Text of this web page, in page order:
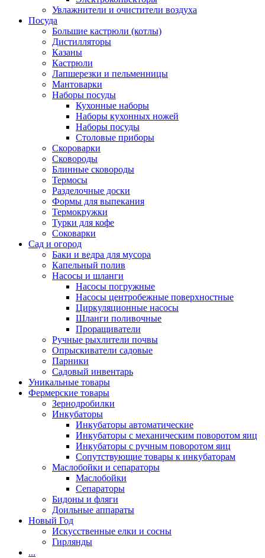
Увлажнители и очистители воздуха
Посуда
Большие кастрюли (котлы)
Дистилляторы
Казаны
Кастрюли
Лапшерезки и пельменницы
Мантоварки
Наборы посуды
Кухонные наборы
Наборы кухонных ножей
Наборы посуды
Столовые приборы
Скороварки
Сковороды
Блинные сковороды
Термосы
Разделочные доски
Формы для выпекания
Термокружки
Турки для кофе
Соковарки
Сад и огород
Баки и ведра для мусора
Капельный полив
Насосы и шланги
Насосы погружные
Насосы центробежные поверхностные
Циркуляционные насосы
Шланги поливочные
Проращиватели
Ручные рыхлители почвы
Опрыскиватели садовые
Парники
Садовый инвентарь
Уникальные товары
Фермерские товары
Зернодробилки
Инкубаторы
Инкубаторы автоматические
Инкубаторы с механическим поворотом яиц
Инкубаторы с ручным поворотом яиц
Сопутствующие товары к инкубаторам
Маслобойки и сепараторы
Маслобойки
Сепараторы
Бидоны и фляги
Доильные аппараты
Новый Год
Искусственные елки и сосны
Гирлянды
...